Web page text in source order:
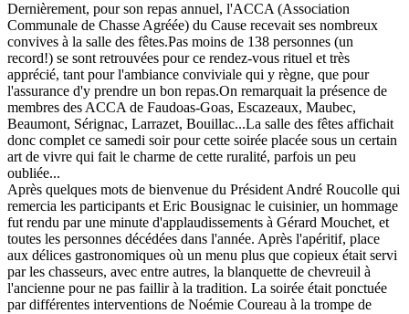
Dernièrement, pour son repas annuel, l'ACCA (Association
Communale de Chasse Agréée) du Cause recevait ses nombreux
convives à la salle des fêtes.Pas moins de 138 personnes (un
record!) se sont retrouvées pour ce rendez-vous rituel et très
apprécié, tant pour l'ambiance conviviale qui y règne, que pour
l'assurance d'y prendre un bon repas.On remarquait la présence de
membres des ACCA de Faudoas-Goas, Escazeaux, Maubec,
Beaumont, Sérignac, Larrazet, Bouillac...La salle des fêtes affichait
donc complet ce samedi soir pour cette soirée placée sous un certain
art de vivre qui fait le charme de cette ruralité, parfois un peu
oubliée...
Après quelques mots de bienvenue du Président André Roucolle qui
remercia les participants et Eric Bousignac le cuisinier, un hommage
fut rendu par une minute d'applaudissements à Gérard Mouchet, et
toutes les personnes décédées dans l'année. Après l'apéritif, place
aux délices gastronomiques où un menu plus que copieux était servi
par les chasseurs, avec entre autres, la blanquette de chevreuil à
l'ancienne pour ne pas faillir à la tradition. La soirée était ponctuée
par différentes interventions de Noémie Coureau à la trompe de